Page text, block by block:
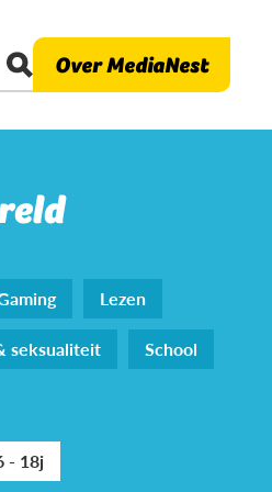
Over MediaNest
Lezen
seksualiteit
School
- 18j